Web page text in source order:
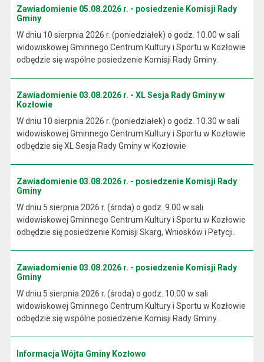
Zawiadomienie 05.08.2026 r. - posiedzenie Komisji Rady
Gminy
W dniu 10 sierpnia 2026 r. (poniedziałek) o godz. 10.00 w sali
widowiskowej Gminnego Centrum Kultury i Sportu w Kozłowie
odbędzie się wspólne posiedzenie Komisji Rady Gminy.
Zawiadomienie 03.08.2026 r. - XL Sesja Rady Gminy w
Kozłowie
W dniu 10 sierpnia 2026 r. (poniedziałek) o godz. 10.30 w sali
widowiskowej Gminnego Centrum Kultury i Sportu w Kozłowie
odbędzie się XL Sesja Rady Gminy w Kozłowie
Zawiadomienie 03.08.2026 r. - posiedzenie Komisji Rady
Gminy
W dniu 5 sierpnia 2026 r. (środa) o godz. 9.00 w sali
widowiskowej Gminnego Centrum Kultury i Sportu w Kozłowie
odbędzie się posiedzenie Komisji Skarg, Wniosków i Petycji.
Zawiadomienie 03.08.2026 r. - posiedzenie Komisji Rady
Gminy
W dniu 5 sierpnia 2026 r. (środa) o godz. 10.00 w sali
widowiskowej Gminnego Centrum Kultury i Sportu w Kozłowie
odbędzie się wspólne posiedzenie Komisji Rady Gminy.
Informacja Wójta Gminy Kozłowo